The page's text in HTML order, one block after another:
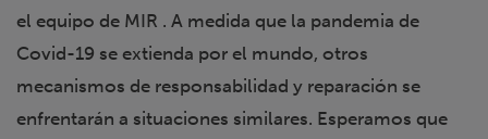
el equipo de MIR . A medida que la pandemia de
Covid-19 se extienda por el mundo, otros
mecanismos de responsabilidad y reparación se
enfrentarán a situaciones similares. Esperamos que